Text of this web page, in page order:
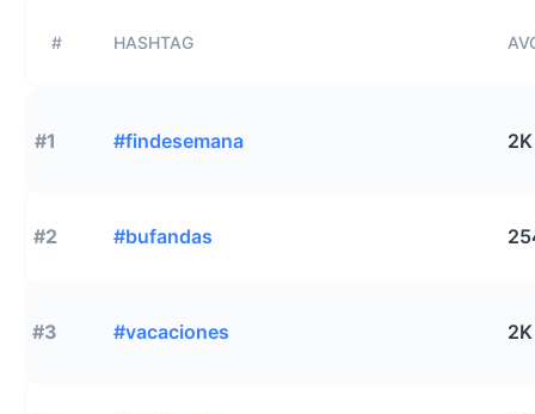
# HASHTAG
#1 #findesemana 2K
#2 #bufandas
#3 #vacaciones 2K